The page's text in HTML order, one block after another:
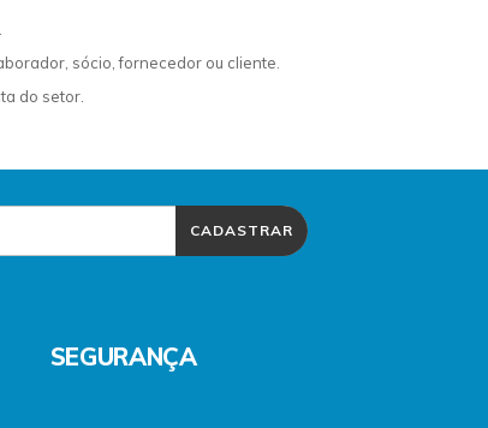
sócio, fornecedor ou cliente.
do setor.
CADASTRAR
SEGURANÇA